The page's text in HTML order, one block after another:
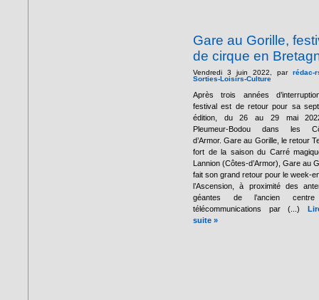
Gare au Gorille,
de cirque en
Vendredi 3 juin 2022, par rédac-
Sorties-Loisirs-Culture
Après trois années
festival est de retour pour sa
édition, du 26 au 29 mai
Pleumeur-Bodou dans les
d’Armor. Gare au Gorille, le retour
fort de la saison du Carré
Lannion (Côtes-d’Armor), Gare au
fait son grand retour pour le week-
l’Ascension, à proximité des
géantes de l’ancien
télécommunications par (...)
suite »